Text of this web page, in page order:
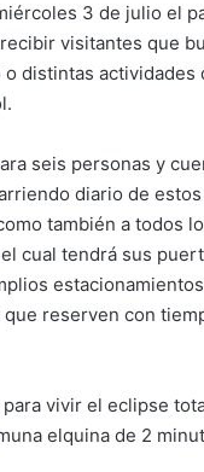
3 de julio el
visitantes que
distintas
seis personas y
diario de
también a todos
cual tendrá sus
reserven con
vivir el eclipse
elquina de 2